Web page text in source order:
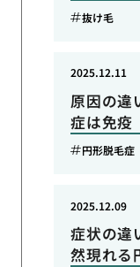
抜け毛
原因の違
症は免疫
2025.12.11
円形脱毛症
症状の違
然現れる
2025.12.09